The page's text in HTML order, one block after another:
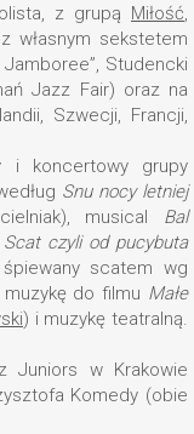
z grupą Miłość,
własnym sekstetem
Studencki
Jazz Fair) oraz na
Szwecji, Francji,
i koncertowy grupy
Snu nocy letniej
musical Bal
Scat czyli od pucybuta
scatem wg
do filmu Małe
) i muzykę teatralną.
Juniors w Krakowie
Komedy (obie